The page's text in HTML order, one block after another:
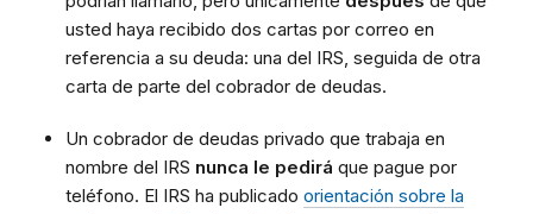
usted haya recibido dos cartas por correo en
referencia a su deuda: una del IRS, seguida de otra
carta de parte del cobrador de deudas.
Un cobrador de deudas privado que trabaja en
nombre del IRS nunca le pedirá que pague por
teléfono. El IRS ha publicado orientación sobre la